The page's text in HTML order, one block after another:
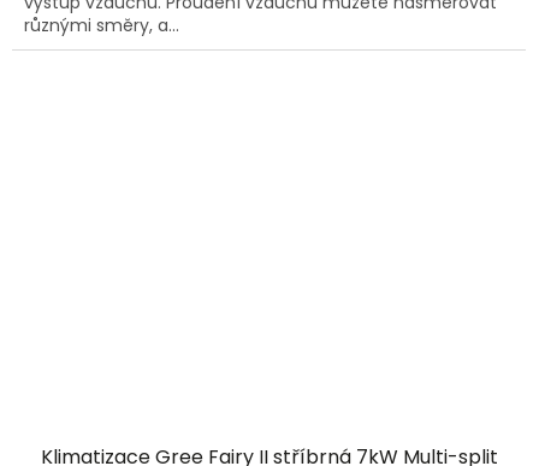
různými směry, a...
Klimatizace Gree Fairy II stříbrná 7kW Multi-split